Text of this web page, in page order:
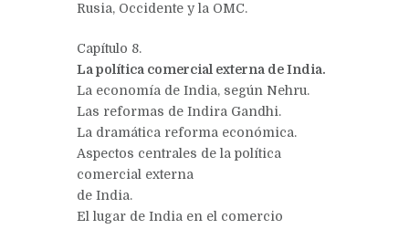
Rusia, Occidente y la OMC.
Capítulo 8.
La política comercial externa de India.
La economía de India, según Nehru.
Las reformas de Indira Gandhi.
La dramática reforma económica.
Aspectos centrales de la política
comercial externa
de India.
El lugar de India en el comercio